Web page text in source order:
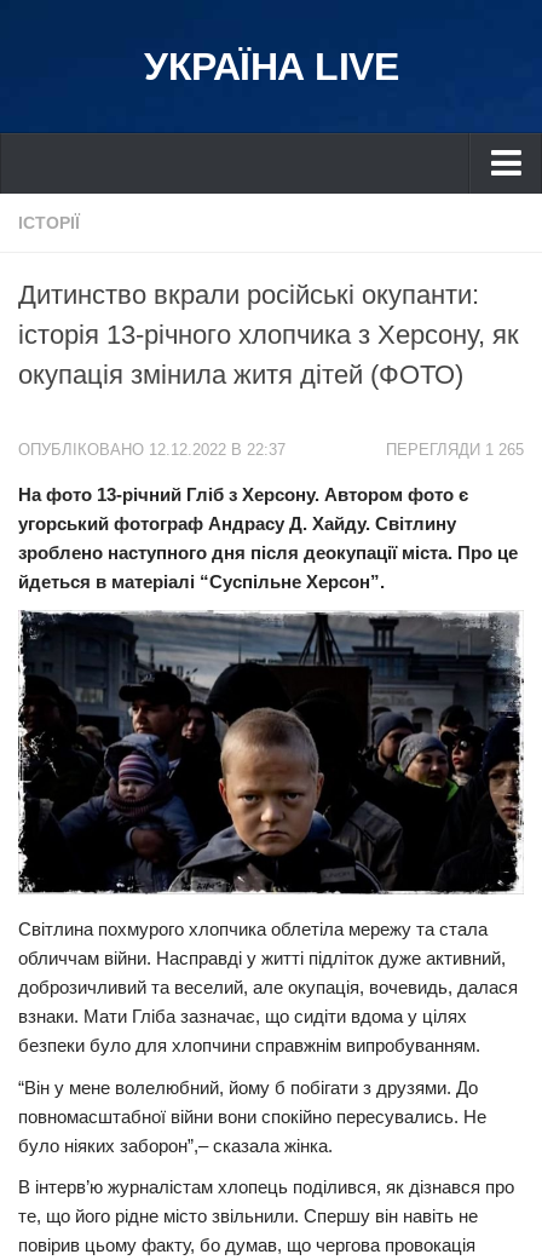
УКРАЇНА LIVE
Україна
Дніпро
Львів
Івано-Франківськ
Донбас
Одеса
Прикарпаття
Економіка
Політика
Світ
Цікаво
Наука
Технології
Привітання
Здоров’я
Події
Кримінал
Трагедії
Суспільство
Культура
ІСТОРІЇ
Дитинство вкрали російські окупанти:
історія 13-річного хлопчика з Херсону, як
окупація змінила житя дітей (ФОТО)
ПЕРЕГЛЯДИ 1 265
ОПУБЛІКОВАНО 12.12.2022 В 22:37
На фото 13-річний Гліб з Херсону. Автором фото є
угорський фотограф Андрасу Д. Хайду. Світлину
зроблено наступного дня після деокупації міста. Про це
йдеться в матеріалі “Суспільне Херсон”.
Світлина похмурого хлопчика облетіла мережу та стала
обличчам війни. Насправді у житті підліток дуже активний,
доброзичливий та веселий, але окупація, вочевидь, далася
взнаки. Мати Гліба зазначає, що сидіти вдома у цілях
безпеки було для хлопчини справжнім випробуванням.
“Він у мене волелюбний, йому б побігати з друзями. До
повномасштабної війни вони спокійно пересувались. Не
було ніяких заборон”,– сказала жінка.
В інтерв’ю журналістам хлопець поділився, як дізнався про
те, що його рідне місто звільнили. Спершу він навіть не
повірив цьому факту, бо думав, що чергова провокація